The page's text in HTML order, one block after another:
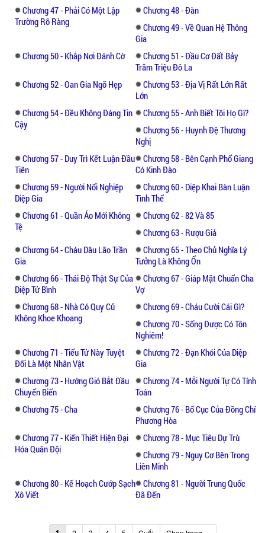
Chương 47 - Phải Có Một Lập
Trường Rõ Ràng
Chương 48 - Đàn
Chương 49 - Về Quan Hệ Thông
Gia
Chương 50 - Khắp Nơi Đánh Cờ
Chương 51 - Đầu Cơ Đất Bảy
Trăm Triệu Đô La
Chương 52 - Oan Gia Ngõ Hẹp
Chương 53 - Địa Vị Rất Lớn Rất
Lớn
Chương 54 - Đều Không Đáng Tin
Cậy
Chương 55 - Anh Biết Tôi Họ Gì?
Chương 56 - Huynh Đệ Thương
Nghị
Chương 57 - Duy Trì Kết Luận Đầu
Tiên
Chương 58 - Bên Cạnh Phổ Giang
Có Kinh Đào
Chương 59 - Người Nối Nghiệp
Diệp Gia
Chương 60 - Diệp Khai Bàn Luận
Tình Thế
Chương 61 - Quần Áo Mới Không
Tệ
Chương 62 - 82 Và 85
Chương 63 - Rượu Giả
Chương 64 - Cháu Dâu Lão Trần
Gia
Chương 65 - Theo Chủ Nghĩa Lý
Tưởng Là Không Ổn
Chương 66 - Thái Độ Thật Sự Của
Diệp Tử Bình
Chương 67 - Giáp Mặt Chuẩn Cha
Vợ
Chương 68 - Nhà Có Quy Củ
Không Khoe Khoang
Chương 69 - Cháu Cười Cái Gì?
Chương 70 - Sống Được Có Tôn
Nghiêm!
Chương 71 - Tiểu Tử Này Tuyệt
Đối Là Một Nhân Vật
Chương 72 - Đạn Khói Của Diệp
Gia
Chương 73 - Hướng Gió Bắt Đầu
Chuyển Biến
Chương 74 - Mỗi Người Tự Có Tính
Toán
Chương 75 - Cha
Chương 76 - Bố Cục Của Đồng Chí
Phương Hòa
Chương 77 - Kiến Thiết Hiện Đại
Hóa Quân Đội
Chương 78 - Mục Tiêu Dự Trù
Chương 79 - Nguy Cơ Bên Trong
Liên Minh
Chương 80 - Kế Hoạch Cướp Sạch
Xô Viết
Chương 81 - Người Trung Quốc
Đã Đến